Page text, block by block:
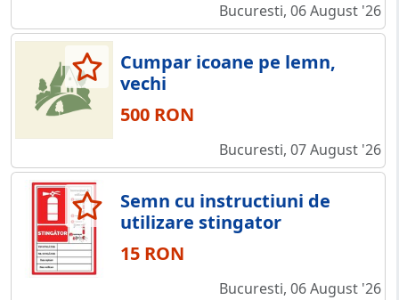
Bucuresti, 06 August '26
Cumpar icoane pe lemn,
vechi
500 RON
Bucuresti, 07 August '26
Semn cu instructiuni de
utilizare stingator
15 RON
Bucuresti, 06 August '26